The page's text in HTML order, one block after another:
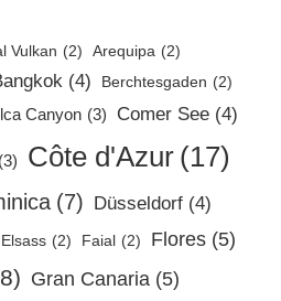
Vulkan (2) Arequipa (2)
(4) Berchtesgaden (2)
Canyon (3) Comer See (4)
(3) Côte d'Azur (17)
(7) Düsseldorf (4)
Elsass (2) Faial (2) Flores (5)
Gran Canaria (5)